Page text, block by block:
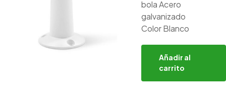
bola Acero
galvanizado
Color Blanco
Añadir al
carrito